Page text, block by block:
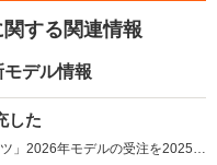
する関連情報
デル情報
した